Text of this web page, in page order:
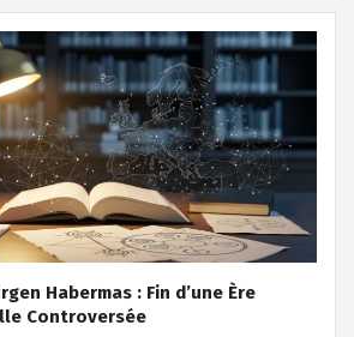
Habermas : Fin d’une Ère
Controversée